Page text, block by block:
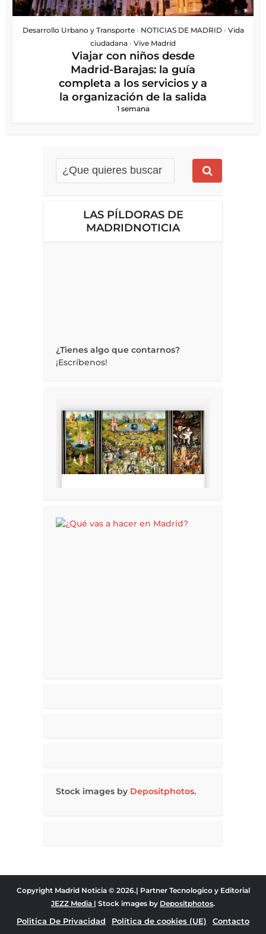
Desarrollo Urbano y Transporte • NOTICIAS DE MADRID • Vida
ciudadana • Vive Madrid
Viajar con niños desde
Madrid-Barajas: la guía
completa a los servicios y a
la organización de la salida
1 semana
LAS PÍLDORAS DE
MADRIDNOTICIA
¿Tienes algo que contarnos?
¡Escríbenos!
Stock images by Depositphotos.
Copyright Madrid Noticia © 2026.| Partner Tecnologico y Editorial
JEZZ Media | Stock images by Depositphotos.
Politica De Privacidad Política de cookies (UE) Contacto